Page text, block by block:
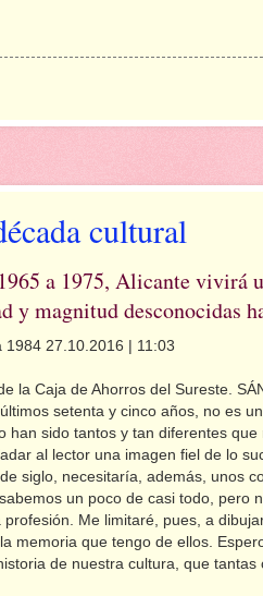
cultural
a 1975, Alicante vivirá
magnitud desconocidas
1984 27.10.2016 | 11:03
la Caja de Ahorros del Sureste.
setenta y cinco años, no es
han sido tantos y tan diferentes que
al lector una imagen fiel de lo
siglo, necesitaría, además, unos
un poco de casi todo, pero
Me limitaré, pues, a
memoria que tengo de ellos.
de nuestra cultura, que tantas